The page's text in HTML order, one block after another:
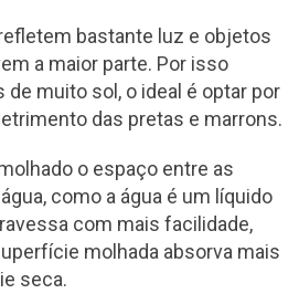
bastante luz e objetos
a maior parte. Por isso
muito sol, o ideal é optar por
das pretas e marrons.
o espaço entre as
como a água é um líquido
com mais facilidade,
molhada absorva mais
seca.